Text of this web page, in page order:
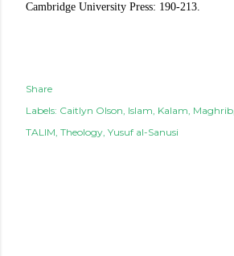
Cambridge University Press: 190-213.
Share
Labels: Caitlyn Olson Islam Kalam Maghrib
TALIM Theology Yusuf al-Sanusi